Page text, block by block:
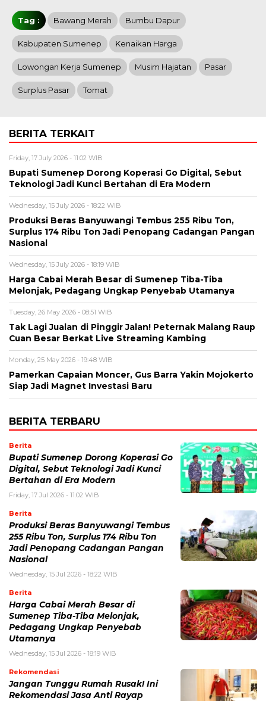
Tag : Bawang Merah Bumbu Dapur
Kabupaten Sumenep Kenaikan Harga
Lowongan Kerja Sumenep Musim Hajatan Pasar
Surplus Pasar Tomat
BERITA TERKAIT
Friday, 17 July 2026 - 11:02 WIB
Bupati Sumenep Dorong Koperasi Go Digital, Sebut
Teknologi Jadi Kunci Bertahan di Era Modern
Wednesday, 15 July 2026 - 18:22 WIB
Produksi Beras Banyuwangi Tembus 255 Ribu Ton,
Surplus 174 Ribu Ton Jadi Penopang Cadangan Pangan
Nasional
Wednesday, 15 July 2026 - 18:19 WIB
Harga Cabai Merah Besar di Sumenep Tiba-Tiba
Melonjak, Pedagang Ungkap Penyebab Utamanya
Tuesday, 26 May 2026 - 08:51 WIB
Tak Lagi Jualan di Pinggir Jalan! Peternak Malang Raup
Cuan Besar Berkat Live Streaming Kambing
Monday, 25 May 2026 - 19:48 WIB
Pamerkan Capaian Moncer, Gus Barra Yakin Mojokerto
Siap Jadi Magnet Investasi Baru
BERITA TERBARU
Berita
Bupati Sumenep Dorong Koperasi Go
Digital, Sebut Teknologi Jadi Kunci
Bertahan di Era Modern
Friday, 17 Jul 2026 - 11:02 WIB
Berita
Produksi Beras Banyuwangi Tembus
255 Ribu Ton, Surplus 174 Ribu Ton
Jadi Penopang Cadangan Pangan
Nasional
Wednesday, 15 Jul 2026 - 18:22 WIB
Berita
Harga Cabai Merah Besar di
Sumenep Tiba-Tiba Melonjak,
Pedagang Ungkap Penyebab
Utamanya
Wednesday, 15 Jul 2026 - 18:19 WIB
Rekomendasi
Jangan Tunggu Rumah Rusak! Ini
Rekomendasi Jasa Anti Rayap